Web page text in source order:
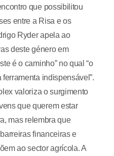
que possibilitou
entre a Risa e os
Ryder apela ao
deste género em
é o caminho” no qual “o
indispensável”.
valoriza o surgimento
que querem estar
mas relembra que
financeiras e
ao sector agrícola. A